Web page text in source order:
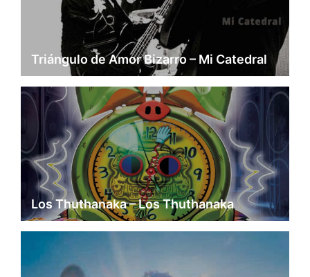
Triángulo de Amor Bizarro – Mi Catedral
Los Thuthanaka – Los Thuthanaka